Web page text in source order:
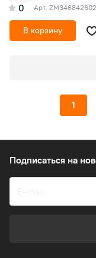
0 Арт.
В корзину
1
Подписаться на